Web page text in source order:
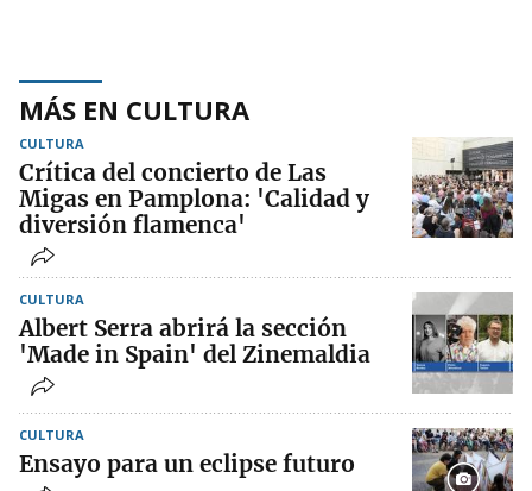
MÁS EN CULTURA
CULTURA
Crítica del concierto de Las
Migas en Pamplona: 'Calidad y
diversión flamenca'
CULTURA
Albert Serra abrirá la sección
'Made in Spain' del Zinemaldia
CULTURA
Ensayo para un eclipse futuro